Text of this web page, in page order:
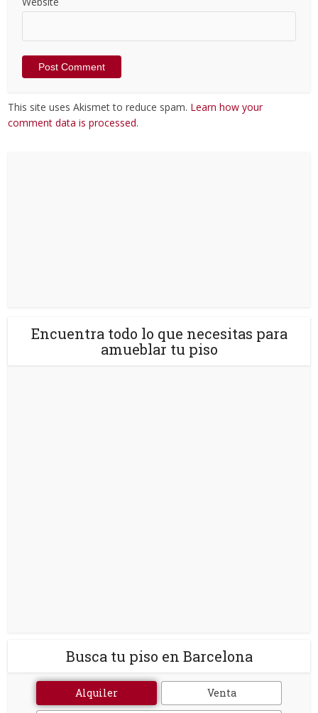
This site uses Akismet to reduce spam. Learn how your
comment data is processed.
Encuentra todo lo que necesitas para
amueblar tu piso
Busca tu piso en Barcelona
Alquiler Venta